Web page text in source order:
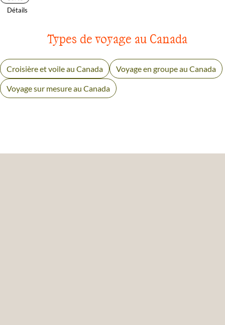
Détails
Types de voyage au Canada
Croisière et voile au Canada Voyage en groupe au Canada
Voyage sur mesure au Canada